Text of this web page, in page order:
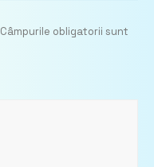
Câmpurile obligatorii sunt